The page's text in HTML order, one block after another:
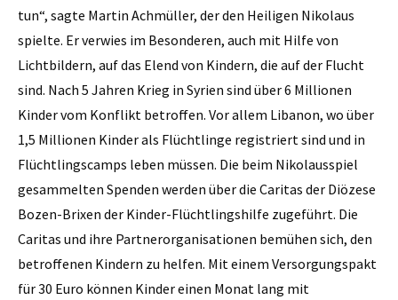
tun“, sagte Martin Achmüller, der den Heiligen Nikolaus
spielte. Er verwies im Besonderen, auch mit Hilfe von
Lichtbildern, auf das Elend von Kindern, die auf der Flucht
sind. Nach 5 Jahren Krieg in Syrien sind über 6 Millionen
Kinder vom Konflikt betroffen. Vor allem Libanon, wo über
1,5 Millionen Kinder als Flüchtlinge registriert sind und in
Flüchtlingscamps leben müssen. Die beim Nikolausspiel
gesammelten Spenden werden über die Caritas der Diözese
Bozen-Brixen der Kinder-Flüchtlingshilfe zugeführt. Die
Caritas und ihre Partnerorganisationen bemühen sich, den
betroffenen Kindern zu helfen. Mit einem Versorgungspakt
für 30 Euro können Kinder einen Monat lang mit